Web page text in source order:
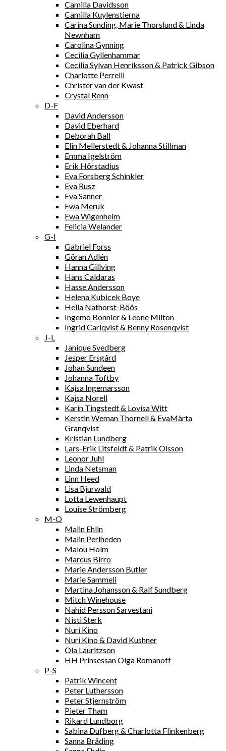
Camilla Davidsson
Camilla Kuylenstierna
Carina Sunding, Marie Thorslund & Linda
Newnham
Carolina Gynning
Cecilia Gyllenhammar
Cecilia Sylvan Henriksson & Patrick Gibson
Charlotte Perrelli
Christer van der Kwast
Crystal Renn
D-F
David Andersson
David Eberhard
Deborah Ball
Elin Mellerstedt & Johanna Stillman
Emma Igelström
Erik Hörstadius
Eva Forsberg Schinkler
Eva Rusz
Eva Sanner
Ewa Meruk
Ewa Wigenheim
Felicia Welander
G-I
Gabriel Forss
Göran Adlén
Hanna Gillving
Hans Caldaras
Hasse Andersson
Helena Kubicek Boye
Hella Nathorst-Böös
Ingemo Bonnier & Leone Milton
Ingrid Carlqvist & Benny Rosenqvist
J-L
Janique Svedberg
Jesper Ersgård
Johan Sundeen
Johanna Toftby
Kajsa Ingemarsson
Kajsa Norell
Karin Tingstedt & Lovisa Witt
Kerstin Weman Thornell & EvaMärta
Granqvist
Kristian Lundberg
Lars-Erik Litsfeldt & Patrik Olsson
Leonor Juhl
Linda Netsman
Linn Heed
Lisa Bjurwald
Lotta Lewenhaupt
Louise Strömberg
M-O
Malin Ehlin
Malin Perlheden
Malou Holm
Marcus Birro
Marie Andersson Butler
Marie Sammeli
Martina Johansson & Ralf Sundberg
Mitch Winehouse
Nahid Persson Sarvestani
Nisti Sterk
Nuri Kino
Nuri Kino & David Kushner
Ola Lauritzson
HH Prinsessan Olga Romanoff
P-S
Patrik Wincent
Peter Luthersson
Peter Stjernström
Pieter Tham
Rikard Lundborg
Sabina Dufberg & Charlotta Flinkenberg
Sanna Bråding